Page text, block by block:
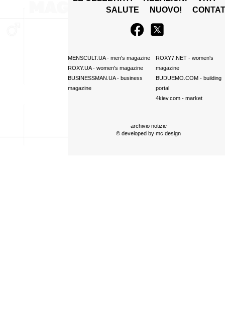
SALUTE
NUOVO!
MENSCULT.UA- men's magazine
ROXY.UA- women's magazine
BUSINESSMAN.UA- business
magazine
ROXY7.NET- women's
magazine
BUDUEMO.COM- building
portal
4kiev.com- market
archivio notizie
© developed by mc design